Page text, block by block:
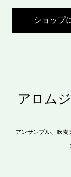
ショップ
アロム
アンサンブル、吹